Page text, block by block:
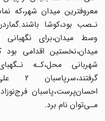
معروفترین میدان شهر،که
نـصب بود،کوشا
وسط میدان،برای
میدان،نخستین اقدامی بود
شهربانی محل،کـه
مـی‌توان نام برد.